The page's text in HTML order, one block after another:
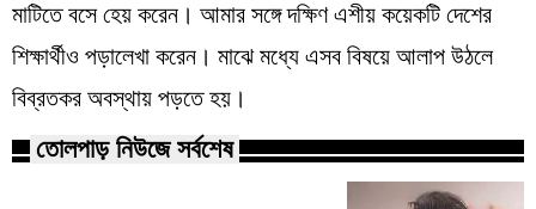
মাটিতে বসে হেয় করেন। আমার সঙ্গে দক্ষিণ এশীয় কয়েকটি দেশের
শিক্ষার্থীও পড়ালেখা করেন। মাঝে মধ্যে এসব বিষয়ে আলাপ উঠলে
বিব্রতকর অবস্থায় পড়তে হয়।
তোলপাড় নিউজে সর্বশেষ